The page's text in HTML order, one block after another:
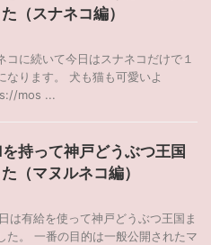
（スナネコ編）
コに続いて今日はスナネコだけで１
なります。 犬も猫も可愛いよ
mos ...
持って神戸どうぶつ王国
（マヌルネコ編）
は有給を使って神戸どうぶつ王国ま
た。 一番の目的は一般公開されたマ